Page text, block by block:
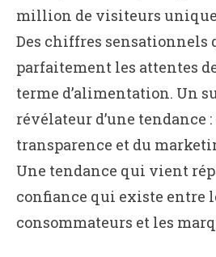
million de visiteurs
Des chiffres
parfaitement les attentes
terme d’alimentation. Un
révélateur d’une tendance
transparence et du
Une tendance qui vient
confiance qui existe entre
consommateurs et les